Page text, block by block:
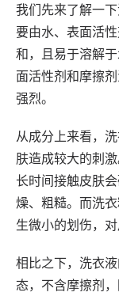
我们先来了解一
要由水、表面活
和，且易于溶解
面活性剂和摩擦
强烈。
从成分上来看，
肤造成较大的刺
长时间接触皮肤
燥、粗糙。而洗
生微小的划伤，
相比之下，洗衣
态，不含摩擦剂